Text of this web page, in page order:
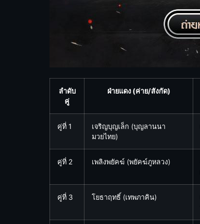
ลำดับ
คู่
ฝ่ายแดง (ค่าย/สังกัด)
คู่ที่ 1
เจริญบุญเล็ก (บุญลานนา
มวยไทย)
คู่ที่ 2 เพลิงพยัคฆ์ (พยัคฆ์ภูหลวง)
คู่ที่ 3 โยธาฤทธิ์ (เทพภาคิน)